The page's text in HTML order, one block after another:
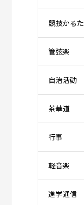
競技かるた
管弦楽
自治活動
茶華道
行事
軽音楽
進学通信